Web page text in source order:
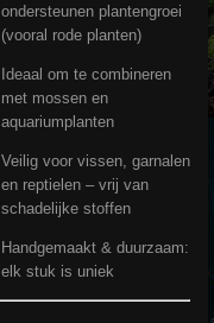
ondersteunen plantengroei
(vooral rode planten)
Ideaal om te combineren
met mossen en
aquariumplanten
Veilig voor vissen, garnalen
en reptielen – vrij van
schadelijke stoffen
Handgemaakt & duurzaam:
elk stuk is uniek